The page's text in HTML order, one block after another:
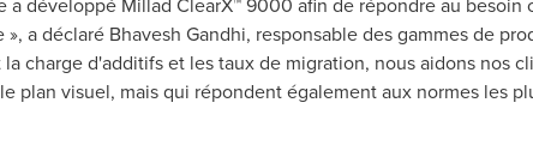
a déclaré Bhavesh Gandhi, responsable des gammes de
la charge d'additifs et les taux de migration, nous aidons nos
plan visuel, mais qui répondent également aux normes les